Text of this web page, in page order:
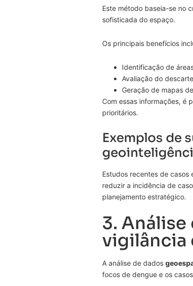
Este método baseia-se no
sofisticada do espaço.
Os principais benefícios
Identificação de
Avaliação do
Geração de mapas
Com essas informações, é
prioritários.
Exemplos de
Estudos recentes de
reduzir a incidência de
planejamento estratégico.
3.
vigilância
A análise de dados
focos de dengue e os